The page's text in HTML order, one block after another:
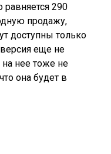
равняется 290
продажу,
доступны только
еще не
на нее тоже не
она будет в